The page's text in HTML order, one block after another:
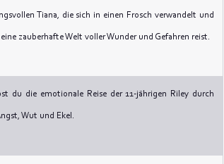
Tiana, die sich in einen Frosch verwandelt und
zauberhafte Welt voller Wunder und Gefahren reist.
du die emotionale Reise der 11-jährigen Riley durch
Wut und Ekel.